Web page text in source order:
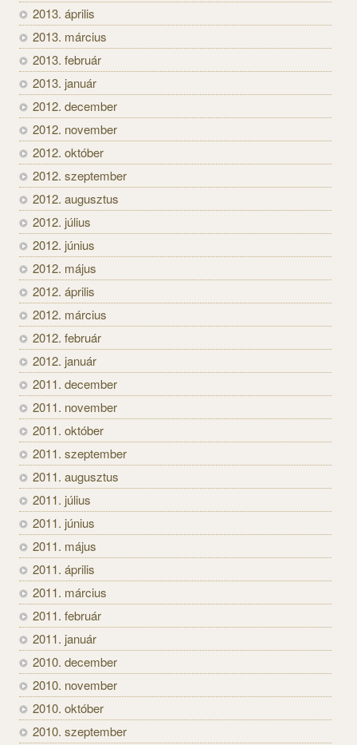
2013. április
2013. március
2013. február
2013. január
2012. december
2012. november
2012. október
2012. szeptember
2012. augusztus
2012. július
2012. június
2012. május
2012. április
2012. március
2012. február
2012. január
2011. december
2011. november
2011. október
2011. szeptember
2011. augusztus
2011. július
2011. június
2011. május
2011. április
2011. március
2011. február
2011. január
2010. december
2010. november
2010. október
2010. szeptember